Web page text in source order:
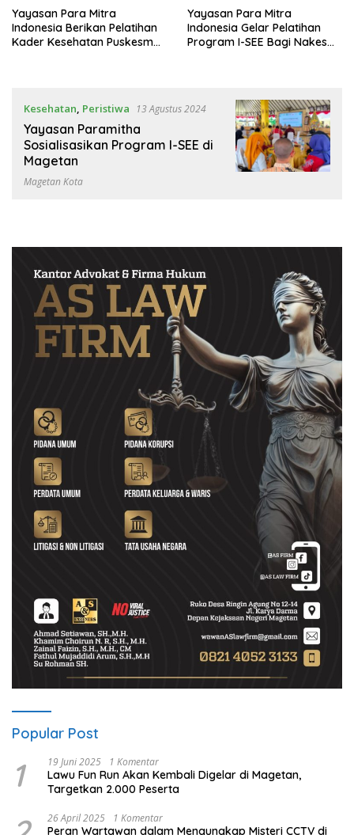
Yayasan Para Mitra
Indonesia Berikan Pelatihan
Kader Kesehatan Puskesmas
Yayasan Para Mitra
Indonesia Gelar Pelatihan
Program I-SEE Bagi Nakes
Kesehatan, Peristiwa 13 Agustus 2024
Yayasan Paramitha
Sosialisasikan Program I-SEE di
Magetan
Magetan Kota
Popular Post
1 19 Juni 2025 1 Komentar
Lawu Fun Run Akan Kembali Digelar di Magetan,
Targetkan 2.000 Peserta
26 April 2025 1 Komentar
Peran Wartawan dalam Mengungkap Misteri CCTV di